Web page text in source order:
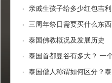
临门好事连连
亲戚生孩子给多少红包吉
风水讲究
三周年祭日需要买什么东
用品风水
泰国佛教概况及发展历史
泰国首都曼谷有多大？ 一
一张图看曼谷面积与各大
泰国僧人称谓如何区分？